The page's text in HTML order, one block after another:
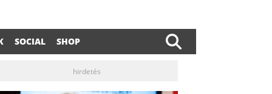
SOCIAL SHOP
hirdetés